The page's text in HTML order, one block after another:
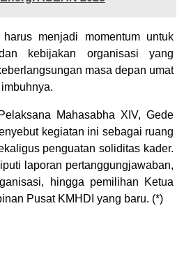
menjadi momentum untuk
kebijakan organisasi yang
masa depan umat
Mahasabha XIV, Gede
kegiatan ini sebagai ruang
penguatan soliditas kader.
laporan pertanggungjawaban,
hingga pemilihan Ketua
Pusat KMHDI yang baru. (*)